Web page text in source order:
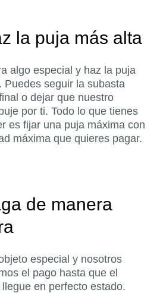
la puja más alta
algo especial y haz la puja
Puedes seguir la subasta
o dejar que nuestro
por ti. Todo lo que tienes
es fijar una puja máxima con
máxima que quieres pagar.
de manera
especial y nosotros
el pago hasta que el
en perfecto estado.